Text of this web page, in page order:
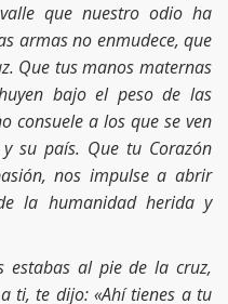
que nuestro odio ha
armas no enmudece, que
Que tus manos maternas
bajo el peso de las
consuele a los que se ven
su país. Que tu Corazón
nos impulse a abrir
la humanidad herida y
estabas al pie de la cruz,
ti, te dijo: «Ahí tienes a tu